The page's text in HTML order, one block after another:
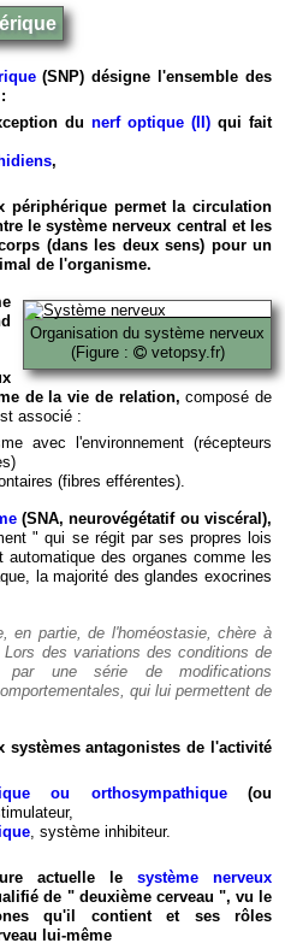
(SNP) désigne l'ensemble des
du nerf optique (II) qui fait
,
périphérique permet la circulation
le système nerveux central et les
(dans les deux sens) pour un
de l'organisme.
Organisation du système nerveux
(Figure :
vetopsy.fr)
de la vie de relation, composé de
associé :
avec l'environnement (récepteurs
(fibres efférentes).
(SNA, neurovégétatif ou viscéral),
" qui se régit par ses propres lois
des organes comme les
la majorité des glandes exocrines
en partie, de l'homéostasie, chère à
Lors des variations des conditions de
par une série de modifications
qui lui permettent de
systèmes antagonistes de l'activité
ou orthosympathique(ou
, système inhibiteur.
actuelle le système nerveux
de " deuxième cerveau ", vu le
qu'il contient et ses rôles
lui-même